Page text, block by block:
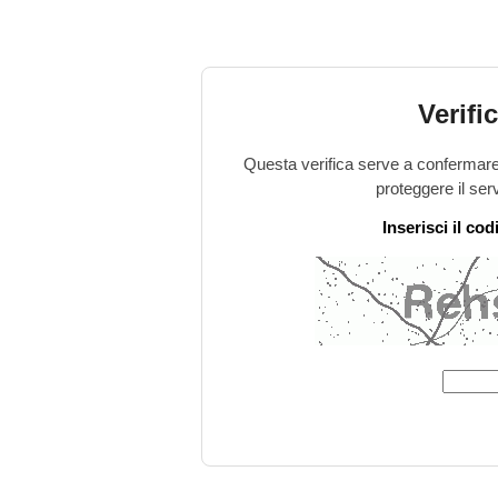
Questa verifica serve a
proteggere il
Inserisci il